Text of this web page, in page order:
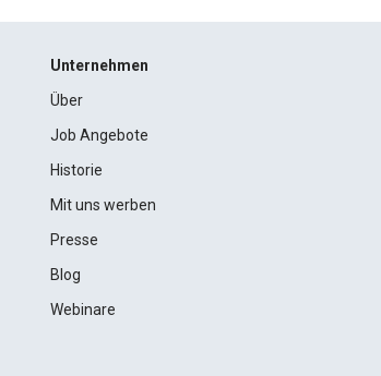
Unternehmen
Über
Job Angebote
Historie
Mit uns werben
Presse
Blog
Webinare